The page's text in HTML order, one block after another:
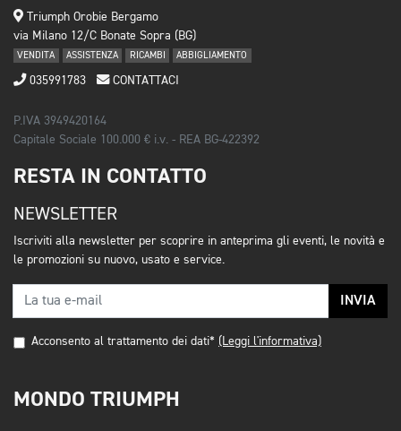
Triumph Orobie Bergamo
via Milano 12/C Bonate Sopra (BG)
VENDITA ASSISTENZA RICAMBI ABBIGLIAMENTO
035991783 CONTATTACI
P.IVA 3949420164
Capitale Sociale 100.000 € i.v. - REA BG-422392
RESTA IN CONTATTO
NEWSLETTER
Iscriviti alla newsletter per scoprire in anteprima gli eventi, le novità e
le promozioni su nuovo, usato e service.
INVIA
Acconsento al trattamento dei dati* (Leggi l'informativa)
MONDO TRIUMPH